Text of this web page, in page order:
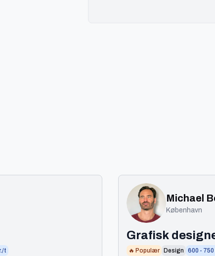
t
Michael
København
Grafisk
🔥 Populær Design 600 - 750